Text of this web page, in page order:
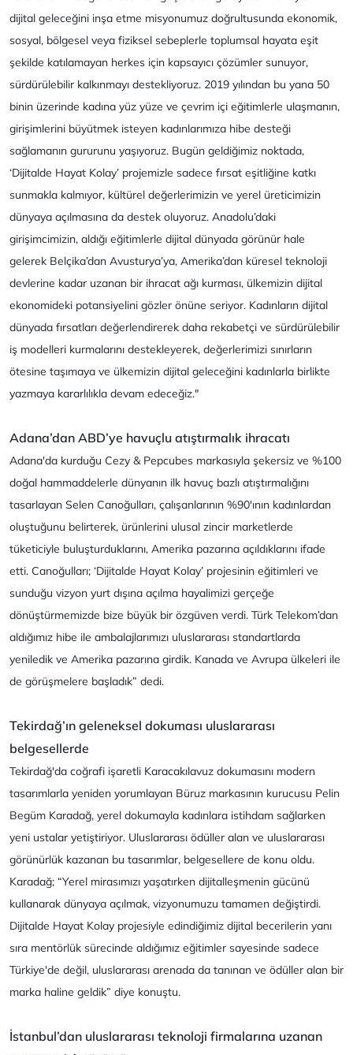
dijital geleceğini inşa etme misyonumuz doğrultusunda ekonomik,
sosyal, bölgesel veya fiziksel sebeplerle toplumsal hayata eşit
şekilde katılamayan herkes için kapsayıcı çözümler sunuyor,
sürdürülebilir kalkınmayı destekliyoruz. 2019 yılından bu yana 50
binin üzerinde kadına yüz yüze ve çevrim içi eğitimlerle ulaşmanın,
girişimlerini büyütmek isteyen kadınlarımıza hibe desteği
sağlamanın gururunu yaşıyoruz. Bugün geldiğimiz noktada,
‘Dijitalde Hayat Kolay’ projemizle sadece fırsat eşitliğine katkı
sunmakla kalmıyor, kültürel değerlerimizin ve yerel üreticimizin
dünyaya açılmasına da destek oluyoruz. Anadolu’daki
girişimcimizin, aldığı eğitimlerle dijital dünyada görünür hale
gelerek Belçika’dan Avusturya’ya, Amerika’dan küresel teknoloji
devlerine kadar uzanan bir ihracat ağı kurması, ülkemizin dijital
ekonomideki potansiyelini gözler önüne seriyor. Kadınların dijital
dünyada fırsatları değerlendirerek daha rekabetçi ve sürdürülebilir
iş modelleri kurmalarını destekleyerek, değerlerimizi sınırların
ötesine taşımaya ve ülkemizin dijital geleceğini kadınlarla birlikte
yazmaya kararlılıkla devam edeceğiz."
Adana’dan ABD’ye havuçlu atıştırmalık ihracatı
Adana'da kurduğu Cezy & Pepcubes markasıyla şekersiz ve %100
doğal hammaddelerle dünyanın ilk havuç bazlı atıştırmalığını
tasarlayan Selen Canoğulları, çalışanlarının %90'ının kadınlardan
oluştuğunu belirterek, ürünlerini ulusal zincir marketlerde
tüketiciyle buluşturduklarını, Amerika pazarına açıldıklarını ifade
etti. Canoğulları; ‘Dijitalde Hayat Kolay’ projesinin eğitimleri ve
sunduğu vizyon yurt dışına açılma hayalimizi gerçeğe
dönüştürmemizde bize büyük bir özgüven verdi. Türk Telekom’dan
aldığımız hibe ile ambalajlarımızı uluslararası standartlarda
yeniledik ve Amerika pazarına girdik. Kanada ve Avrupa ülkeleri ile
de görüşmelere başladık” dedi.
Tekirdağ’ın geleneksel dokuması uluslararası
belgesellerde
Tekirdağ'da coğrafi işaretli Karacakılavuz dokumasını modern
tasarımlarla yeniden yorumlayan Büruz markasının kurucusu Pelin
Begüm Karadağ, yerel dokumayla kadınlara istihdam sağlarken
yeni ustalar yetiştiriyor. Uluslararası ödüller alan ve uluslararası
görünürlük kazanan bu tasarımlar, belgesellere de konu oldu.
Karadağ; “Yerel mirasımızı yaşatırken dijitalleşmenin gücünü
kullanarak dünyaya açılmak, vizyonumuzu tamamen değiştirdi.
Dijitalde Hayat Kolay projesiyle edindiğimiz dijital becerilerin yanı
sıra mentörlük sürecinde aldığımız eğitimler sayesinde sadece
Türkiye'de değil, uluslararası arenada da tanınan ve ödüller alan bir
marka haline geldik” diye konuştu.
İstanbul’dan uluslararası teknoloji firmalarına uzanan